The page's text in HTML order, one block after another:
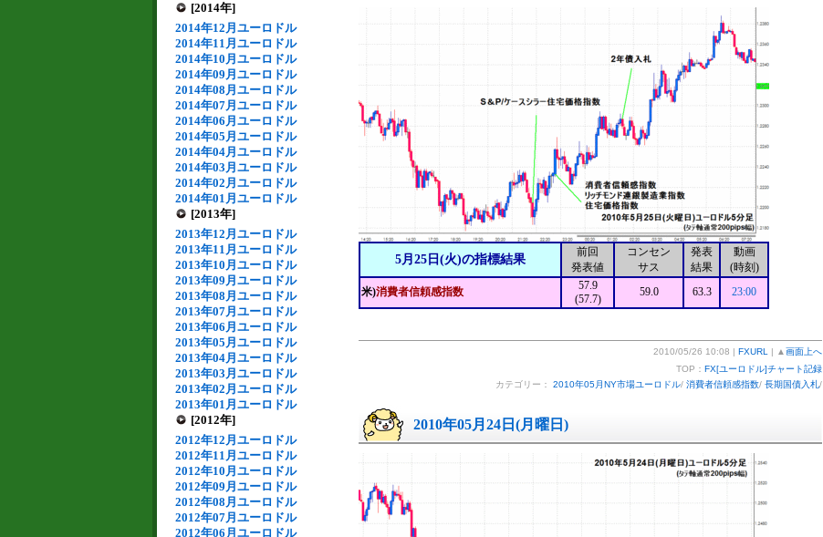
[2014年]
2014年12月ユーロドル
2014年11月ユーロドル
2014年10月ユーロドル
2014年09月ユーロドル
2014年08月ユーロドル
2014年07月ユーロドル
2014年06月ユーロドル
2014年05月ユーロドル
2014年04月ユーロドル
2014年03月ユーロドル
2014年02月ユーロドル
2014年01月ユーロドル
[2013年]
2013年12月ユーロドル
2013年11月ユーロドル
2013年10月ユーロドル
2013年09月ユーロドル
2013年08月ユーロドル
2013年07月ユーロドル
2013年06月ユーロドル
2013年05月ユーロドル
2013年04月ユーロドル
2013年03月ユーロドル
2013年02月ユーロドル
2013年01月ユーロドル
[2012年]
2012年12月ユーロドル
2012年11月ユーロドル
2012年10月ユーロドル
2012年09月ユーロドル
2012年08月ユーロドル
2012年07月ユーロドル
2012年06月ユーロドル
5月25日(火)の指標結果
前回
発表値
コンセン
サス
発表
結果
動画
(時刻)
米)消費者信頼感指数
57.9
(57.7)
59.0 63.3 23:00
2010/05/26 10:08 | FXURL | ▲ 画面上へ
TOP： FX[ユーロドル]チャート記録
カテゴリー： 2010年05月NY市場ユーロドル/ 消費者信頼感指数/ 長期国債入札/
2010年05月24日(月曜日)